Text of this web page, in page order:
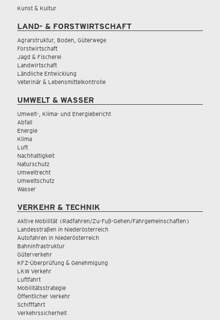
Kunst & Kultur
LAND- & FORSTWIRTSCHAFT
Agrarstruktur, Boden, Güterwege
Forstwirtschaft
Jagd & Fischerei
Landwirtschaft
Ländliche Entwicklung
Veterinär & Lebensmittelkontrolle
UMWELT & WASSER
Umwelt-, Klima- und Energiebericht
Abfall
Energie
Klima
Luft
Nachhaltigkeit
Naturschutz
Umweltrecht
Umweltschutz
Wasser
VERKEHR & TECHNIK
Aktive Mobilität (Radfahren/Zu-Fuß-Gehen/Fahrgemeinschaften)
Landesstraßen in Niederösterreich
Autofahren in Niederösterreich
Bahninfrastruktur
Güterverkehr
KFZ-Überprüfung & Genehmigung
LKW Verkehr
Luftfahrt
Mobilitätsstrategie
Öffentlicher Verkehr
Schifffahrt
Verkehrssicherheit